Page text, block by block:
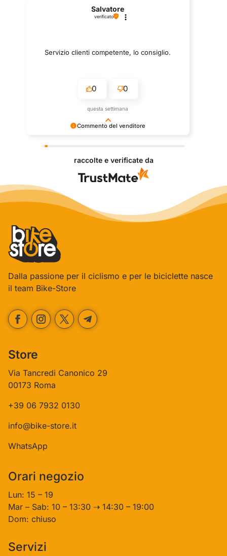
Commento del venditore
servizio giusto a clienti così fantastici. Grazie
Salvatore
verificato
Servizio clienti competente, lo consiglio.
0 0
questa settimana
raccolte e verificate da
Dalla passione per il ciclismo e per le biciclette nasce
il team Bike-Store
Store
Via Tancredi Canonico 29
00173 Roma
+39 06 7932 0130
info@bike-store.it
WhatsApp
Orari negozio
Lun: 15 – 19
Mar – Sab: 10 – 13:30 ⇢ 14:30 – 19:00
Dom: chiuso
Servizi